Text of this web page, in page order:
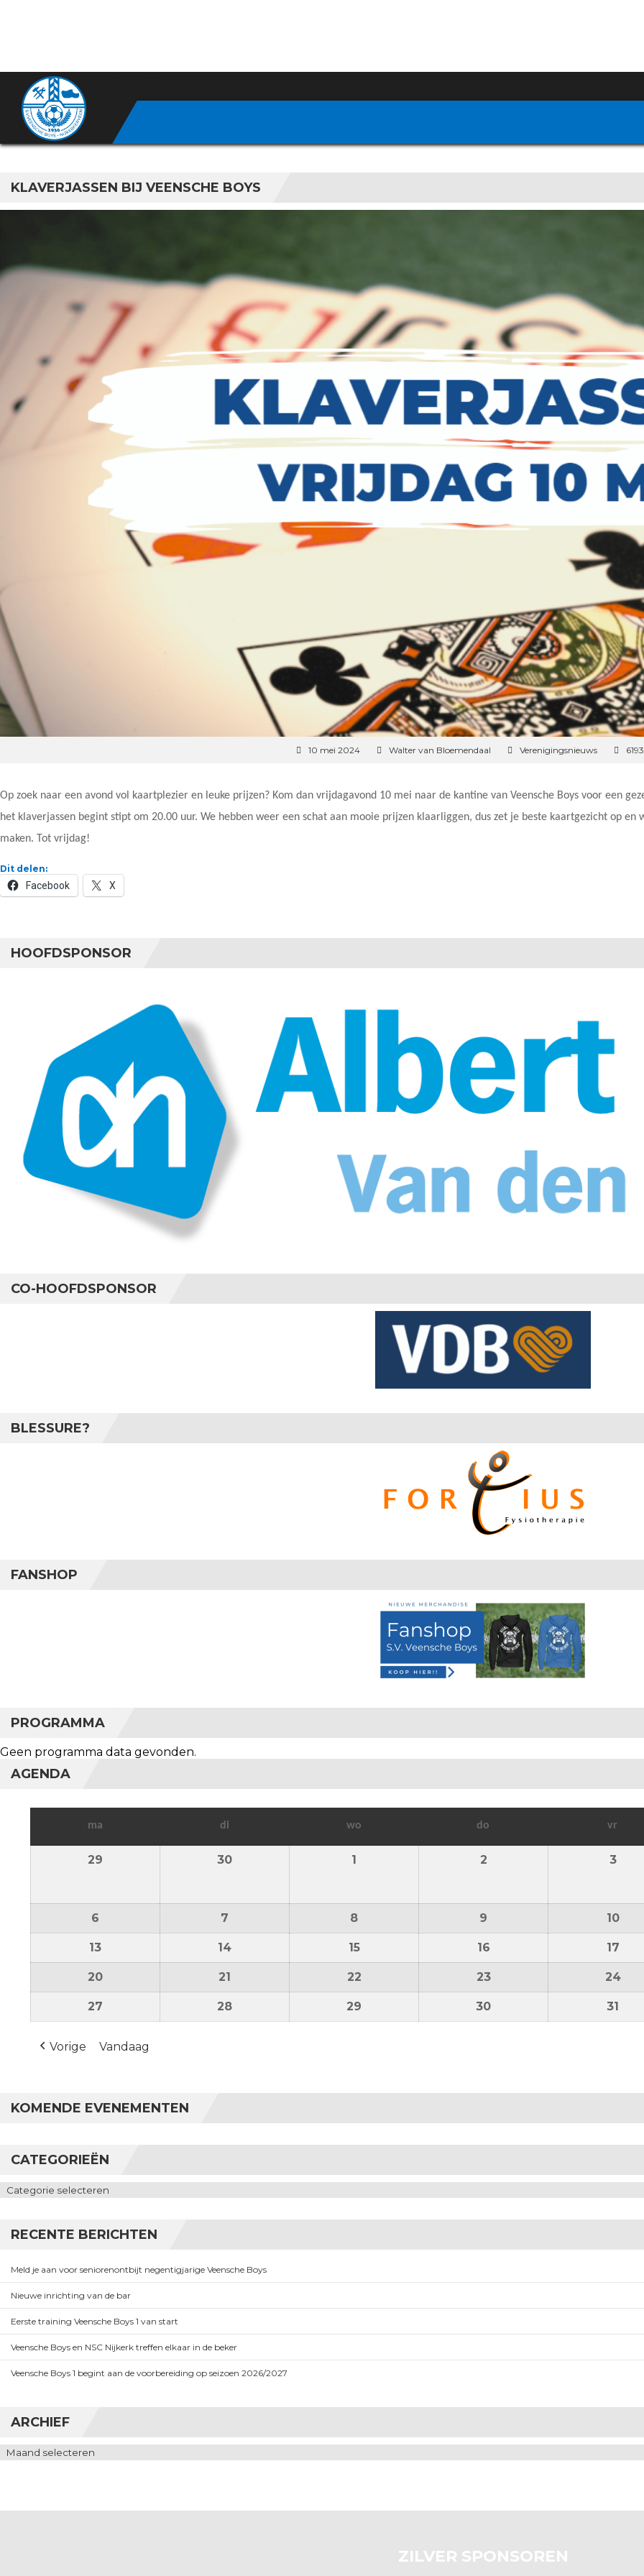
KLAVERJASSEN BIJ VEENSCHE BOYS
10 mei 2024 Walter van Bloemendaal Verenigingsnieuws
Op zoek naar een avond vol kaartplezier en leuke prijzen? Kom dan vrijdagavond 10 mei naar de kantine van Veensche Boys voor een
het klaverjassen begint stipt om 20.00 uur. We hebben weer een schat aan mooie prijzen klaarliggen, dus zet je beste kaartgezicht op
maken. Tot vrijdag!
Dit delen:
Facebook X
HOOFDSPONSOR
CO-HOOFDSPONSOR
BLESSURE?
FANSHOP
PROGRAMMA
Geen programma data gevonden.
AGENDA
ma di wo do vr
29 30 1 2 33
6 7 8 9 1010
13 14 1515 juli 2026 16 17
20 21 22 2323 juli 2026 2424
27 28 29 30 31
Vorige Vandaag
KOMENDE EVENEMENTEN
CATEGORIEËN
Categorieën
RECENTE BERICHTEN
Meld je aan voor seniorenontbijt negentigjarige Veensche Boys
Nieuwe inrichting van de bar
Eerste training Veensche Boys 1 van start
Veensche Boys en NSC Nijkerk treffen elkaar in de beker
Veensche Boys 1 begint aan de voorbereiding op seizoen 2026/2027
ARCHIEF
Archief
ZILVER SPONSOREN